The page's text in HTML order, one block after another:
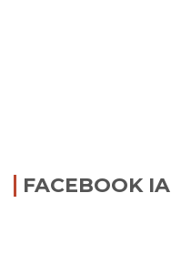
FACEBOOK IA